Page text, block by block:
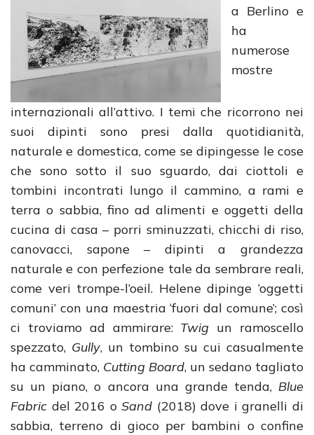
a Berlino e
ha
numerose
mostre
internazionali all’attivo. I temi che ricorrono nei
suoi dipinti sono presi dalla quotidianità,
naturale e domestica, come se dipingesse le cose
che sono sotto il suo sguardo, dai ciottoli e
tombini incontrati lungo il cammino, a rami e
terra o sabbia, fino ad alimenti e oggetti della
cucina di casa – porri sminuzzati, chicchi di riso,
canovacci, sapone – dipinti a grandezza
naturale e con perfezione tale da sembrare reali,
come veri trompe-l’oeil. Helene dipinge ‘oggetti
comuni’ con una maestria ‘fuori dal comune’; così
ci troviamo ad ammirare: Twig un ramoscello
spezzato, Gully, un tombino su cui casualmente
ha camminato, Cutting Board, un sedano tagliato
su un piano, o ancora una grande tenda, Blue
Fabric del 2016 oSand (2018) dove i granelli di
sabbia, terreno di gioco per bambini o confine